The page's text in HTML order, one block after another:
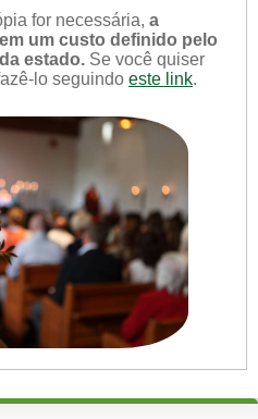
for necessária, a
um custo definido pelo
estado. Se você quiser
lo seguindo este link.